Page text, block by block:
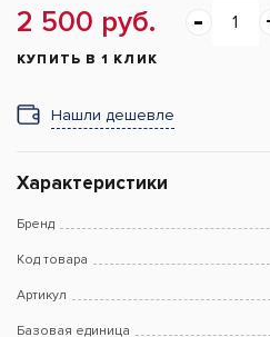
2 500 руб.
КУПИТЬ В 1 КЛИК
Нашли дешевле
Характеристики
Бренд
Код товара
Артикул
Базовая единица